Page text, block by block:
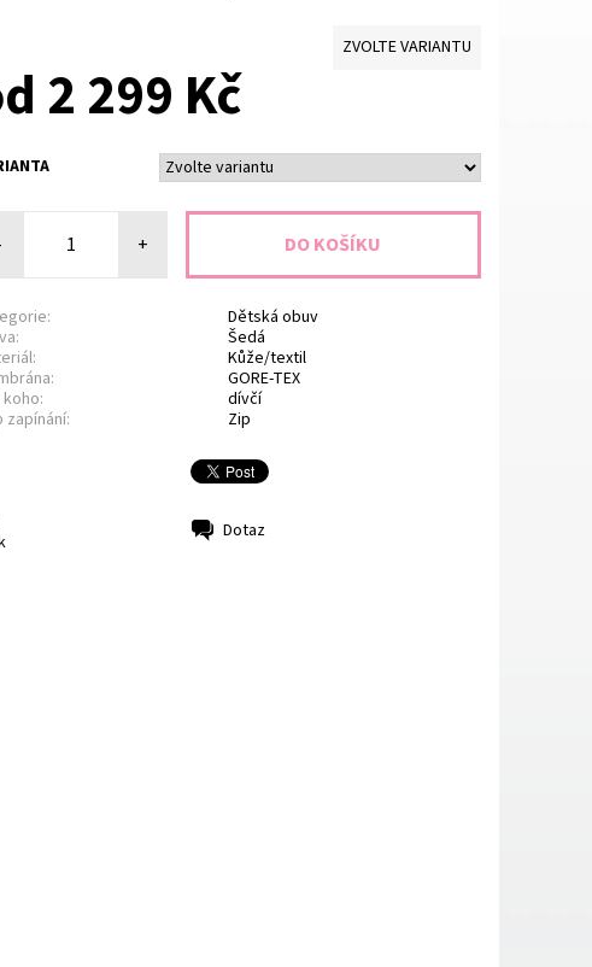
ZVOLTE VARIANTU
2 299 Kč
+
Dětská obuv
Šedá
Kůže/textil
GORE-TEX
dívčí
zapínání:
Zip
Dotaz